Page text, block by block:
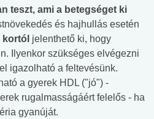
teszt, ami a betegséget ki
és hajhullás esetén
kortól jelenthető ki, hogy
Ilyenkor szükséges elvégezni
igazolható a feltevésünk.
a gyerek HDL ("jó") -
rugalmasságáért felelős - ha
gyanúját.